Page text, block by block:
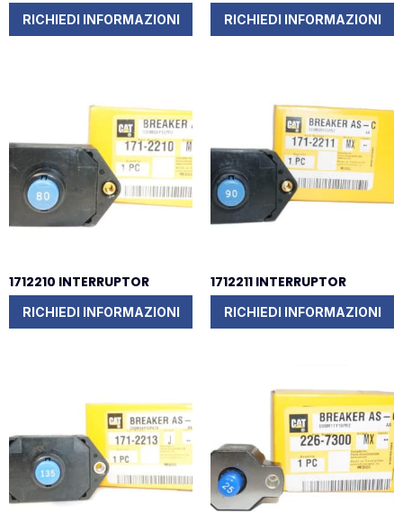
RICHIEDI INFORMAZIONI RICHIEDI INFORMAZIONI
1712210 INTERRUPTOR
RICHIEDI INFORMAZIONI
1712211 INTERRUPTOR
RICHIEDI INFORMAZIONI